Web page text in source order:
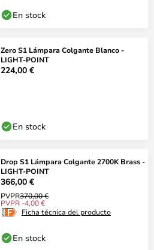
En stock
Zero S1 Lámpara Colgante Blanco -
LIGHT-POINT
224,00 €
En stock
Drop S1 Lámpara Colgante 2700K Brass -
LIGHT-POINT
366,00 €
PVPR370,00 €
PVPR -4,00 €
Ficha técnica del producto
En stock